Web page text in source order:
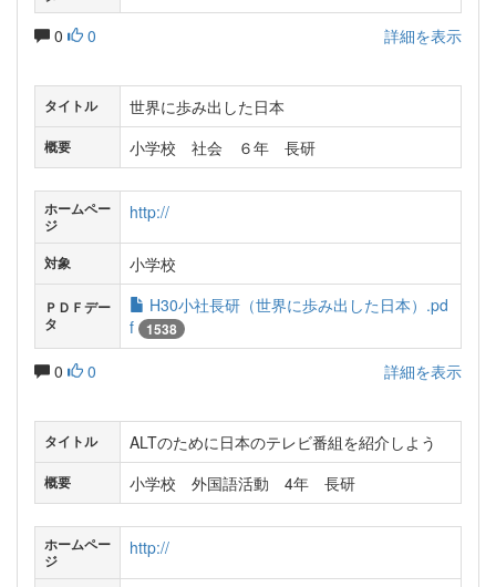
0 0 詳細を表示
タイトル 世界に歩み出した日本
概要 小学校 社会 ６年 長研
ホームペー
ジ
http://
対象 小学校
ＰＤＦデー
タ
H30小社長研（世界に歩み出した日本）.pd
f
1538
0 0 詳細を表示
タイトル ALTのために日本のテレビ番組を紹介しよう
概要 小学校 外国語活動 4年 長研
ホームペー
ジ
http://